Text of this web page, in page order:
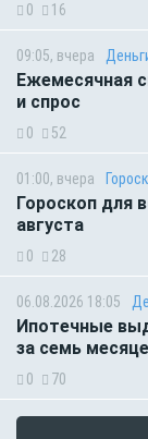
0 16
09:05, вчера
Ежемесячная
и спрос
0 52
01:00, вчера
Гороскоп для
августа
0 28
06.08.2026 18:05
Ипотечные
за семь
0 70